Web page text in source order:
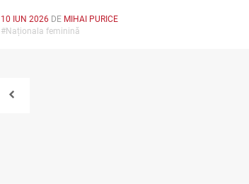
10 IUN 2026DE MIHAI PURICE
#Naționala feminină